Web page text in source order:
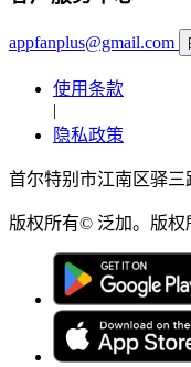
appfanplus@gmail.com
使用条款
|
隐私政策
首尔特别市江南区驿三
版权所有© 泛加。版权